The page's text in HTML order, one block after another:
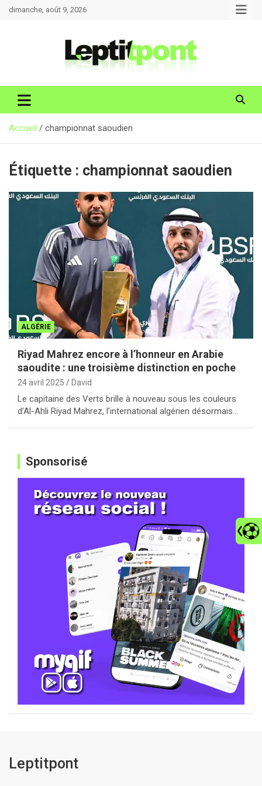
Allerdimanche, août 9, 2026
Accueil championnat saoudien
Étiquette : championnat saoudien
ALGÉRIE
Riyad Mahrez encore à l’honneur en Arabie
saoudite : une troisième distinction en poche
24 avril 2025 David
Le capitaine des Verts brille à nouveau sous les couleurs
d’Al-Ahli Riyad Mahrez, l’international algérien désormais…
Sponsorisé
Leptitpont